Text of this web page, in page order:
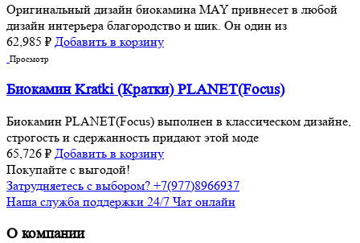
Оригинальный дизайн биокамина MAY привнесет в любой
дизайн интерьера благородство и шик. Он один из
62,985 ₽ Добавить в корзину
Просмотр
Биокамин Kratki (Кратки) PLANET(Focus)
Биокамин PLANET(Focus) выполнен в классическом дизайне,
строгость и сдержанность придают этой моде
65,726 ₽ Добавить в корзину
Покупайте с выгодой!
Затрудняетесь с выбором? +7(977)8966937
Наша служба поддержки 24/7 Чат онлайн
О компании